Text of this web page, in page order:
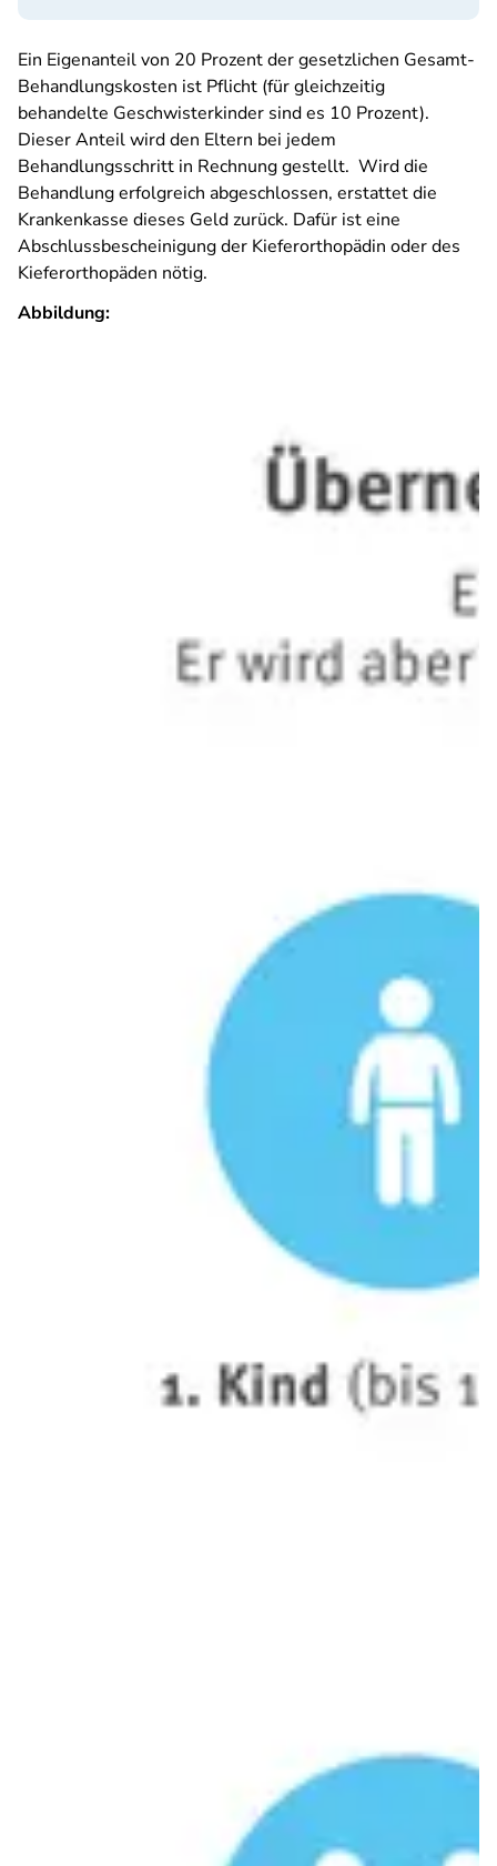
Ein Eigenanteil von 20 Prozent der gesetzlichen Gesamt-
Behandlungskosten ist Pflicht (für gleichzeitig
behandelte Geschwisterkinder sind es 10 Prozent).
Dieser Anteil wird den Eltern bei jedem
Behandlungsschritt in Rechnung gestellt. Wird die
Behandlung erfolgreich abgeschlossen, erstattet die
Krankenkasse dieses Geld zurück. Dafür ist eine
Abschlussbescheinigung der Kieferorthopädin oder des
Kieferorthopäden nötig.
Abbildung: